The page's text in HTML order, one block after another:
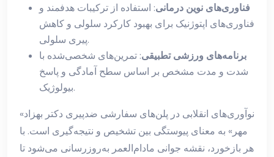
فناوری‌های نوین درمانی: استفاده از ترکیبات هدفمند و
فناوری‌های اپتوژنیک برای بهبود کارکرد سلولی و کاهش
پیری سلولی.
برنامه‌های ورزشی تطبیقی: تمرین‌های شخصی‌شده با
شدت و مدت مشخص بر اساس سطح آمادگی و پاسخ
بیولوژیک.
«نوآوری‌های انقلابی در پلن‌های سفارشی ضدپیری دکتر بهزاد
مهر» به معنای پیوستگی بین تشخیص و نتیجه‌گیری است. با
هر بازخورد، نقشه جوانی مادام‌العمر به‌روزرسانی می‌شود تا